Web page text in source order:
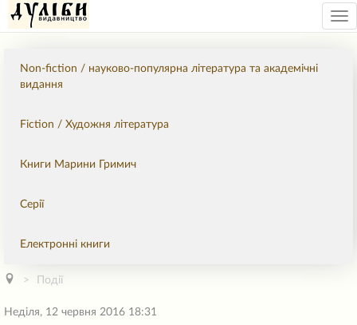
Non-fiction / науково-популярна література та академічні
видання
Fiction / Художня література
Книги Марини Гримич
Серії
Електронні книги
Події
Неділя, 12 червня 2016 18:31